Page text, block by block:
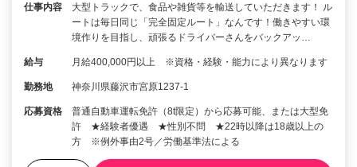
仕事内容
大型トラックで、食品や雑貨等を輸送していただきます！ ル
ートは毎日同じ「完全固定ルート」なんです！働きやすい環
境作りを目指し、頑張るドライバーさんをバックアッ…
給与 月給400,000円以上 ※資格・経験・能力により異なります
勤務地 神奈川県藤沢市宮原1237-1
応募資格
普通自動車運転免許（8t限定）から応募可能、または大型免
許 ★経験者優遇 ★性別不問 ★22時以降は18歳以上の
方 ※例外事由2号／労働基準法による